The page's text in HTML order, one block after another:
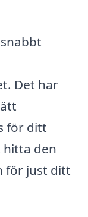
Det har
för ditt
hitta den
för just ditt